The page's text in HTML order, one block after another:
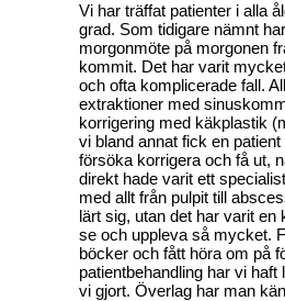
Vi har träffat patienter i alla
grad. Som tidigare nämnt
morgonmöte på morgonen
kommit. Det har varit
och ofta komplicerade fall.
extraktioner med
korrigering med käkplastik
vi bland annat fick en
försöka korrigera och få ut,
direkt hade varit ett
med allt från pulpit till
lärt sig, utan det har varit en
se och uppleva så mycket.
böcker och fått höra om på
patientbehandling har vi
vi gjort. Överlag har man